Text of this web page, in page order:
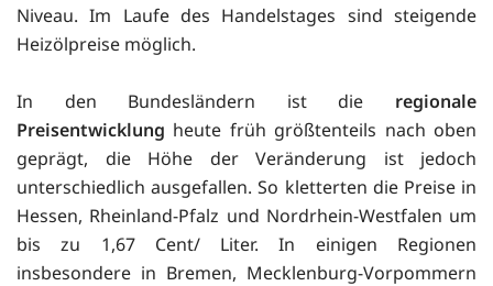
Niveau. Im Laufe des Handelstages sind steigende
Heizölpreise möglich.
In den Bundesländern ist die regionale
Preisentwicklung heute früh größtenteils nach oben
geprägt, die Höhe der Veränderung ist jedoch
unterschiedlich ausgefallen. So kletterten die Preise in
Hessen, Rheinland-Pfalz und Nordrhein-Westfalen um
bis zu 1,67 Cent/ Liter. In einigen Regionen
insbesondere in Bremen, Mecklenburg-Vorpommern